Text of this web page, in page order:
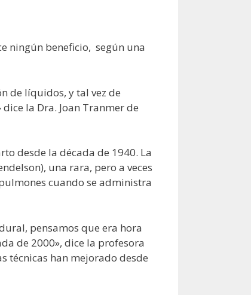
ningún beneficio, según una
de líquidos, y tal vez de
la Dra. Joan Tranmer de
desde la década de 1940. La
una rara, pero a veces
cuando se administra
pensamos que era hora
de 2000», dice la profesora
técnicas han mejorado desde